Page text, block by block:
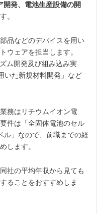
開発、電池生産設備の開
。
品などのデバイスを用い
ウェアを担当します。
ム開発及び組み込み実
いた新規材料開発」など
務はリチウムイオン電
件は「全固体電池のセル
ル」なので、前職までの経
します。
社の平均年収から見ても
ることをおすすめしま